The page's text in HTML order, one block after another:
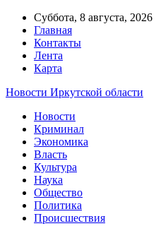
Суббота, 8 августа, 2026
Главная
Контакты
Лента
Карта
Новости Иркутской области
Новости
Криминал
Экономика
Власть
Культура
Наука
Общество
Политика
Происшествия